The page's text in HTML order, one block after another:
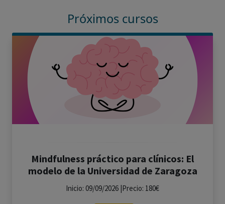
Próximos cursos
Mindfulness práctico para clínicos: El
modelo de la Universidad de Zaragoza
Inicio: 09/09/2026 |Precio: 180€